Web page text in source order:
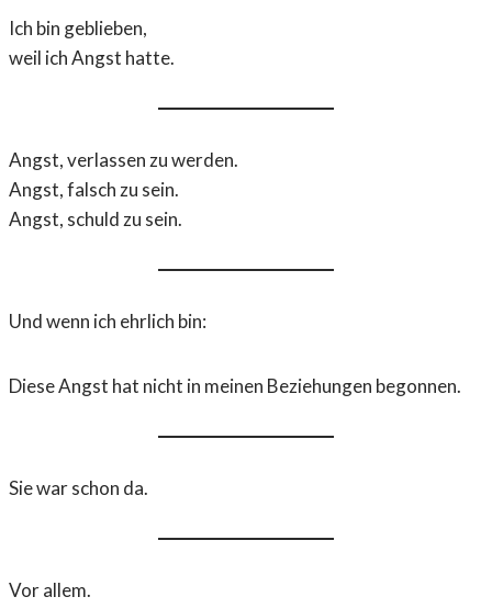
Ich bin geblieben,
weil ich Angst hatte.
Angst, verlassen zu werden.
Angst, falsch zu sein.
Angst, schuld zu sein.
Und wenn ich ehrlich bin:
Diese Angst hat nicht in meinen Beziehungen begonnen.
Sie war schon da.
Vor allem.